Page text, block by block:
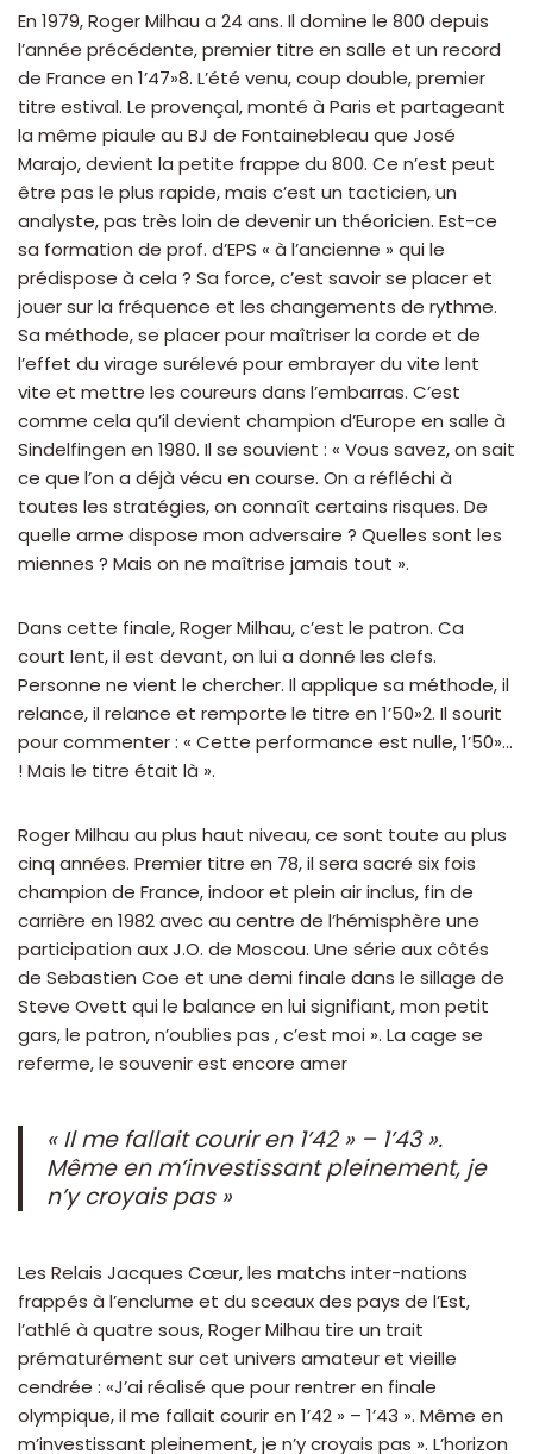
En 1979, Roger Milhau a 24 ans. Il domine le 800 depuis
l’année précédente, premier titre en salle et un record
de France en 1’47»8. L’été venu, coup double, premier
titre estival. Le provençal, monté à Paris et partageant
la même piaule au BJ de Fontainebleau que José
Marajo, devient la petite frappe du 800. Ce n’est peut
être pas le plus rapide, mais c’est un tacticien, un
analyste, pas très loin de devenir un théoricien. Est-ce
sa formation de prof. d’EPS « à l’ancienne » qui le
prédispose à cela ? Sa force, c’est savoir se placer et
jouer sur la fréquence et les changements de rythme.
Sa méthode, se placer pour maîtriser la corde et de
l’effet du virage surélevé pour embrayer du vite lent
vite et mettre les coureurs dans l’embarras. C’est
comme cela qu’il devient champion d’Europe en salle à
Sindelfingen en 1980. Il se souvient : « Vous savez, on sait
ce que l’on a déjà vécu en course. On a réfléchi à
toutes les stratégies, on connaît certains risques. De
quelle arme dispose mon adversaire ? Quelles sont les
miennes ? Mais on ne maîtrise jamais tout ».
Dans cette finale, Roger Milhau, c’est le patron. Ca
court lent, il est devant, on lui a donné les clefs.
Personne ne vient le chercher. Il applique sa méthode, il
relance, il relance et remporte le titre en 1’50»2. Il sourit
pour commenter : « Cette performance est nulle, 1’50»…
! Mais le titre était là ».
Roger Milhau au plus haut niveau, ce sont toute au plus
cinq années. Premier titre en 78, il sera sacré six fois
champion de France, indoor et plein air inclus, fin de
carrière en 1982 avec au centre de l’hémisphère une
participation aux J.O. de Moscou. Une série aux côtés
de Sebastien Coe et une demi finale dans le sillage de
Steve Ovett qui le balance en lui signifiant, mon petit
gars, le patron, n’oublies pas , c’est moi ». La cage se
referme, le souvenir est encore amer
« Il me fallait courir en 1’42 » – 1’43 ».
Même en m’investissant pleinement, je
n’y croyais pas »
Les Relais Jacques Cœur, les matchs inter-nations
frappés à l’enclume et du sceaux des pays de l’Est,
l’athlé à quatre sous, Roger Milhau tire un trait
prématurément sur cet univers amateur et vieille
cendrée : «J’ai réalisé que pour rentrer en finale
olympique, il me fallait courir en 1’42 » – 1’43 ». Même en
m’investissant pleinement, je n’y croyais pas ». L’horizon